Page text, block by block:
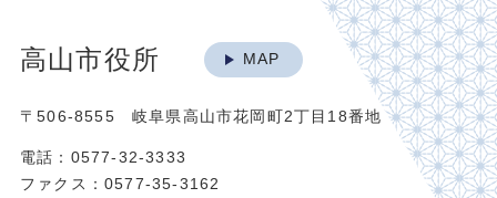
高山市役所 MAP
〒506-8555 岐阜県高山市花岡町2丁目18番地
電話：0577-32-3333
ファクス：0577-35-3162